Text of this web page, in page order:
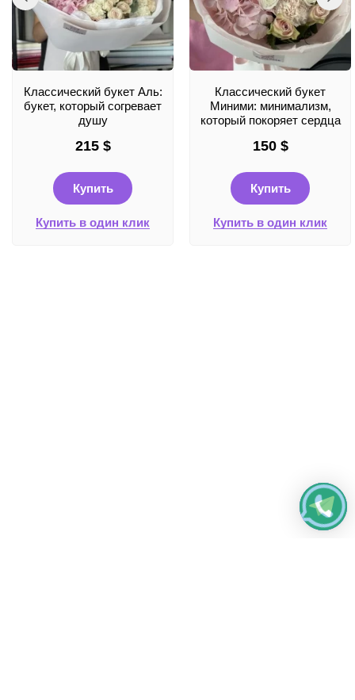
Классический букет Аль:
букет, который согревает
душу
215 $
Купить
Купить в один клик
Классический букет
Миними: минимализм,
который покоряет сердца
150 $
Купить
Купить в один клик